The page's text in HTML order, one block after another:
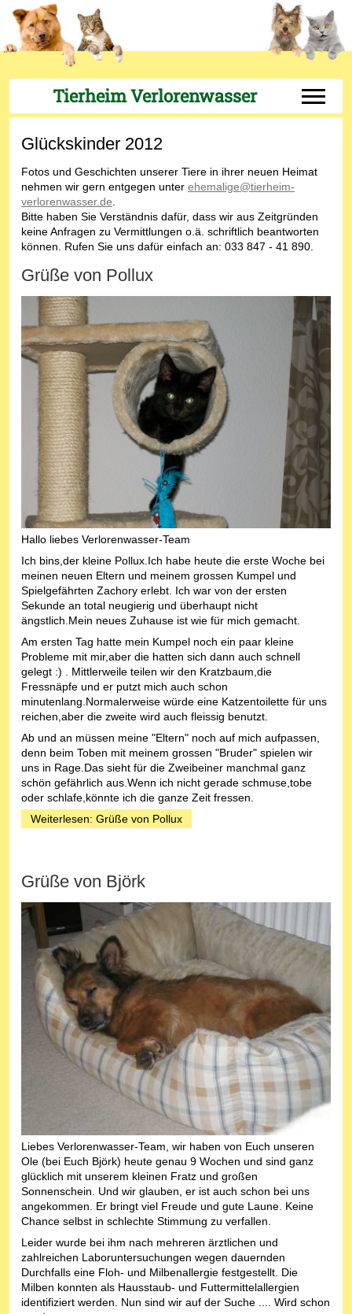
Tierheim Verlorenwasser Off-
Glückskinder 2012
Fotos und Geschichten unserer Tiere in ihrer neuen Heimat
nehmen wir gern entgegen unter ehemalige@tierheim-
verlorenwasser.de
Bitte haben Sie Verständnis dafür, dass wir aus Zeitgründen
keine Anfragen zu Vermittlungen o.ä. schriftlich beantworten
können. Rufen Sie uns dafür einfach an: 033 847 - 41 890.
Grüße von Pollux
Hallo liebes Verlorenwasser-Team
Ich bins,der kleine Pollux.Ich habe heute die erste Woche bei
meinen neuen Eltern und meinem grossen Kumpel und
Spielgefährten Zachory erlebt. Ich war von der ersten
Sekunde an total neugierig und überhaupt nicht
ängstlich.Mein neues Zuhause ist wie für mich gemacht.
Am ersten Tag hatte mein Kumpel noch ein paar kleine
Probleme mit mir,aber die hatten sich dann auch schnell
gelegt :) . Mittlerweile teilen wir den Kratzbaum,die
Fressnäpfe und er putzt mich auch schon
minutenlang.Normalerweise würde eine Katzentoilette für uns
reichen,aber die zweite wird auch fleissig benutzt.
Ab und an müssen meine "Eltern" noch auf mich aufpassen,
denn beim Toben mit meinem grossen "Bruder" spielen wir
uns in Rage.Das sieht für die Zweibeiner manchmal ganz
schön gefährlich aus.Wenn ich nicht gerade schmuse,tobe
oder schlafe,könnte ich die ganze Zeit fressen.
Weiterlesen: Grüße von Pollux
Grüße von Björk
Liebes Verlorenwasser-Team, wir haben von Euch unseren
Ole (bei Euch Björk) heute genau 9 Wochen und sind ganz
glücklich mit unserem kleinen Fratz und großen
Sonnenschein. Und wir glauben, er ist auch schon bei uns
angekommen. Er bringt viel Freude und gute Laune. Keine
Chance selbst in schlechte Stimmung zu verfallen.
Leider wurde bei ihm nach mehreren ärztlichen und
zahlreichen Laboruntersuchungen wegen dauernden
Durchfalls eine Floh- und Milbenallergie festgestellt. Die
Milben konnten als Hausstaub- und Futtermittelallergien
identifiziert werden. Nun sind wir auf der Suche .... Wird schon